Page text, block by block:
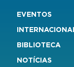
EVENTOS
BIBLIOTECA
NOTÍCIAS